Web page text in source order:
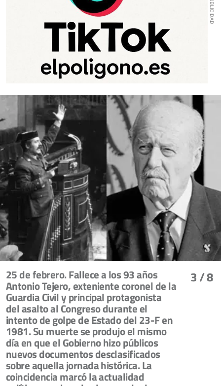
3/ 8
25 de febrero. Fallece a los 93 años
Antonio Tejero, exteniente coronel de la
Guardia Civil y principal protagonista
del asalto al Congreso durante el
intento de golpe de Estado del 23-F en
1981. Su muerte se produjo el mismo
día en que el Gobierno hizo públicos
nuevos documentos desclasificados
sobre aquella jornada histórica. La
coincidencia marcó la actualidad